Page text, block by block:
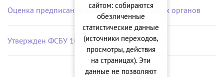
Оценка предписаний контрольно-надзорных органов
Утвержден ФСБУ 10/2026 «Расходы»
сайтом: собираются
обезличенные
статистические данные
(источники переходов,
просмотры, действия
на страницах). Эти
данные не позволяют